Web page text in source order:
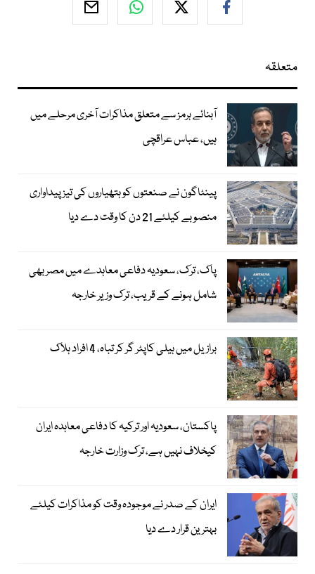
متعلقہ
آبنائے ہرمز سے متعلق مذاکرات آخری مرحلے میں
ہیں، عباس عراقچی
پینٹاگون نے صنعتوں کو ہتھیاروں کی تیز پیداواری
منصوبے کیلئے 21 دن کا وقت دے دیا
پاک، ترک، سعودیہ دفاعی معاہدے میں مصر بھی
شامل ہونے کے قریب، ترک وزیر خارجہ
برازیل میں ہیلی کاپٹر گر کر تباہ، 4 افراد ہلاک
پاکستان، سعودیہ اور ترکیہ کا دفاعی معاہدہ ایران
کیخلاف نہیں ہے، ترک وزارت خارجہ
ایران کے صدر نے موجودہ وقت کو مذاکرات کیلئے
بہترین قرار دے دیا